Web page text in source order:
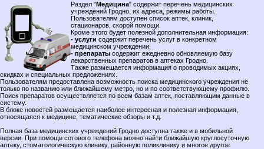
Раздел "Медицина" содержит перечень медицинских
учреждений Гродно, их адреса, режимы работы.
Пользователям доступен список аптек, клиник,
стационаров, скорой помощи.
Кроме этого будет полезной дополнительная информация:
- услуги содержит перечень услуг в конкретном
медицинском учреждении;
- препараты содержит ежедневно обновляемую базу
лекарственных препаратов в аптеках Гродно.
Также размещается информация о проводимых акциях,
скидках и специальных предложениях.
Пользователям предоставлена возможность поиска медицинского учреждения не
только по названию или ближайшему метро, но и по соответствующему профилю.
Поиск препаратов осуществляется по всем базам аптек, поставляющим данные в
систему.
В блоке новостей размещается наиболее интересная и полезная информация,
относящаяся к медицине, тематические обзоры и т.д.
Полная база медицинских учреждений Гродно доступна также и в мобильной
версии. При помощи сотового телефона можно найти ближайшую круглосуточную
аптеку, стоматологическую клинику, районную поликлинику и многое другое.